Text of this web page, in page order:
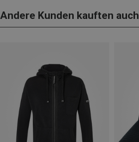
Andere Kunden kauften auch